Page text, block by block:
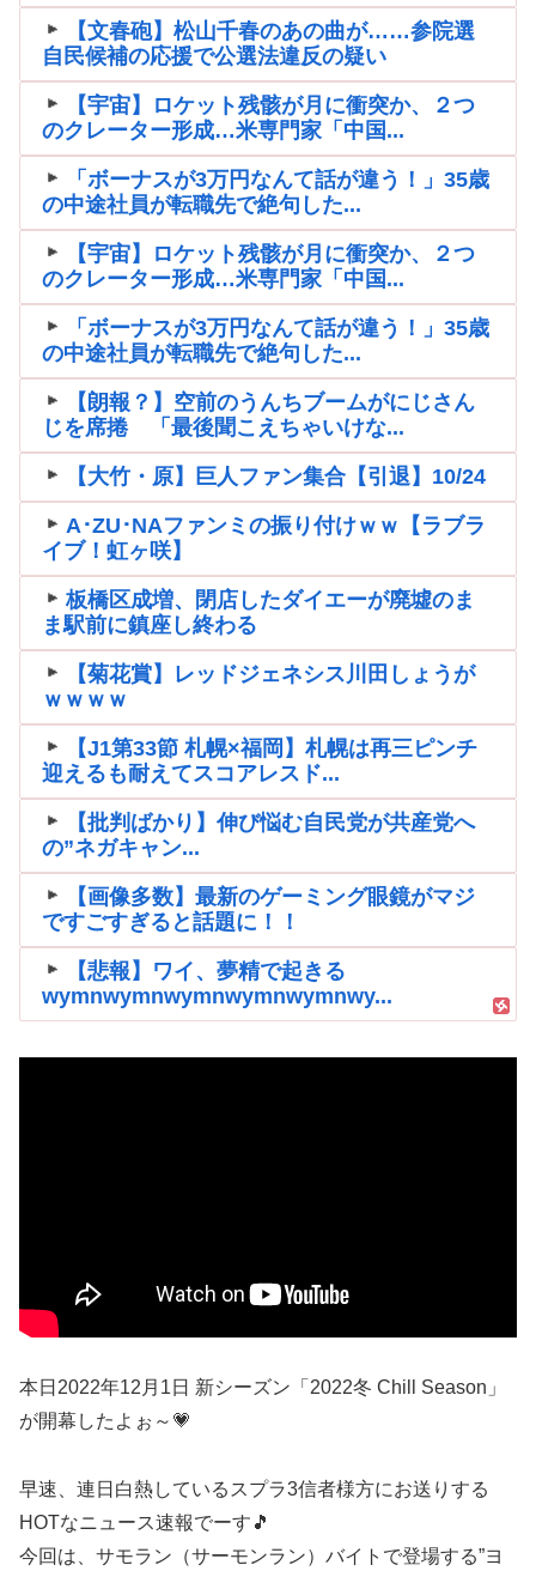
【文春砲】松山千春のあの曲が……参院選
自民候補の応援で公選法違反の疑い
【宇宙】ロケット残骸が月に衝突か、２つ
のクレーター形成…米専門家「中国...
「ボーナスが3万円なんて話が違う！」35歳
の中途社員が転職先で絶句した...
【宇宙】ロケット残骸が月に衝突か、２つ
のクレーター形成…米専門家「中国...
「ボーナスが3万円なんて話が違う！」35歳
の中途社員が転職先で絶句した...
【朗報？】空前のうんちブームがにじさん
じを席捲 「最後聞こえちゃいけな...
【大竹・原】巨人ファン集合【引退】10/24
A･ZU･NAファンミの振り付けｗｗ【ラブラ
イブ！虹ヶ咲】
板橋区成増、閉店したダイエーが廃墟のま
ま駅前に鎮座し終わる
【菊花賞】レッドジェネシス川田しょうが
ｗｗｗｗ
【J1第33節 札幌×福岡】札幌は再三ピンチ
迎えるも耐えてスコアレスド...
【批判ばかり】伸び悩む自民党が共産党へ
の”ネガキャン...
【画像多数】最新のゲーミング眼鏡がマジ
ですごすぎると話題に！！
【悲報】ワイ、夢精で起きる
wymnwymnwymnwymnwymnwy...
本日2022年12月1日 新シーズン「2022冬 Chill Season」
が開幕したよぉ～💗
早速、連日白熱しているスプラ3信者様方にお送りする
HOTなニュース速報でーす🎵
今回は、サモラン（サーモンラン）バイトで登場する”ヨ